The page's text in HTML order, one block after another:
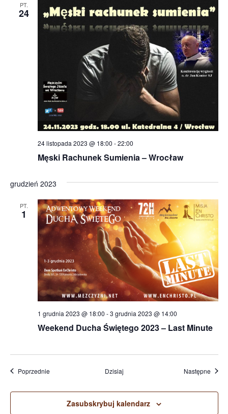
PT.
24
Męski Rachunek Sumienia – Wrocław
24 listopada 2023 @ 18:00 -22:00
grudzień 2023
PT.
1
Weekend Ducha Świętego 2023 – Last Minute
1 grudnia 2023 @ 18:00 -3 grudnia 2023 @ 14:00
PoprzednieWydarzenia Dzisiaj Następne
Zasubskrybuj kalendarz